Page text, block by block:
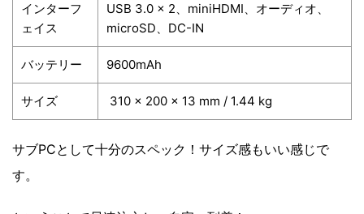
インターフ
ェイス
USB 3.0 × 2、miniHDMI、オーディオ、
microSD、DC-IN
バッテリー 9600mAh
サイズ 310 x 200 x 13 mm / 1.44 kg
サブPCとして十分のスペック！サイズ感もいい感じで
す。